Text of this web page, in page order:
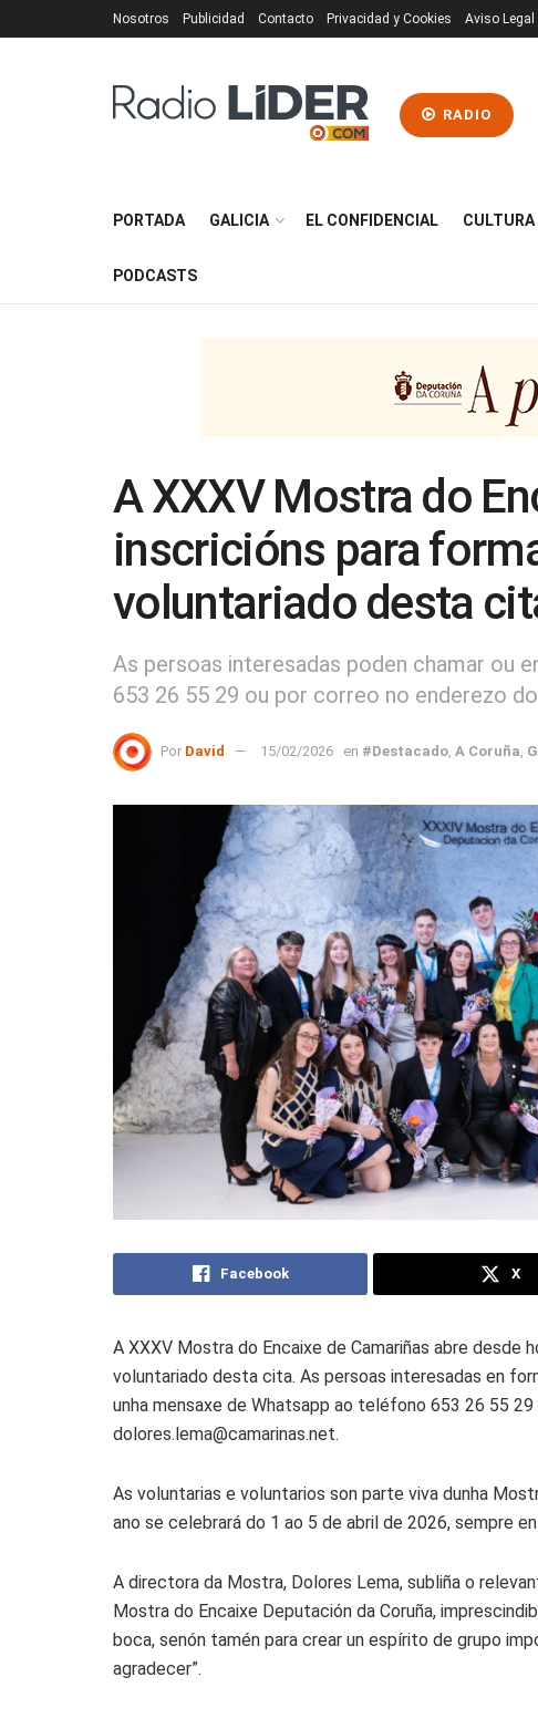
Nosotros Publicidad Contacto Privacidad y Cookies Aviso Legal
RADIO
PORTADA GALICIA EL CONFIDENCIAL CULTURA
PODCASTS
A XXXV Mostra do
inscricións para
voluntariado desta
As persoas interesadas poden chamar ou
653 26 55 29 ou por correo no enderezo
Por David 15/02/2026 en #Destacado A Coruña
Facebook X
A XXXV Mostra do Encaixe de Camariñas abre desde
voluntariado desta cita. As persoas interesadas en
unha mensaxe de Whatsapp ao teléfono 653 26 55
dolores.lema@camarinas.net.
As voluntarias e voluntarios son parte viva dunha
ano se celebrará do 1 ao 5 de abril de 2026, sempre
A directora da Mostra, Dolores Lema, subliña o
Mostra do Encaixe Deputación da Coruña,
boca, senón tamén para crear un espírito de grupo
agradecer”.